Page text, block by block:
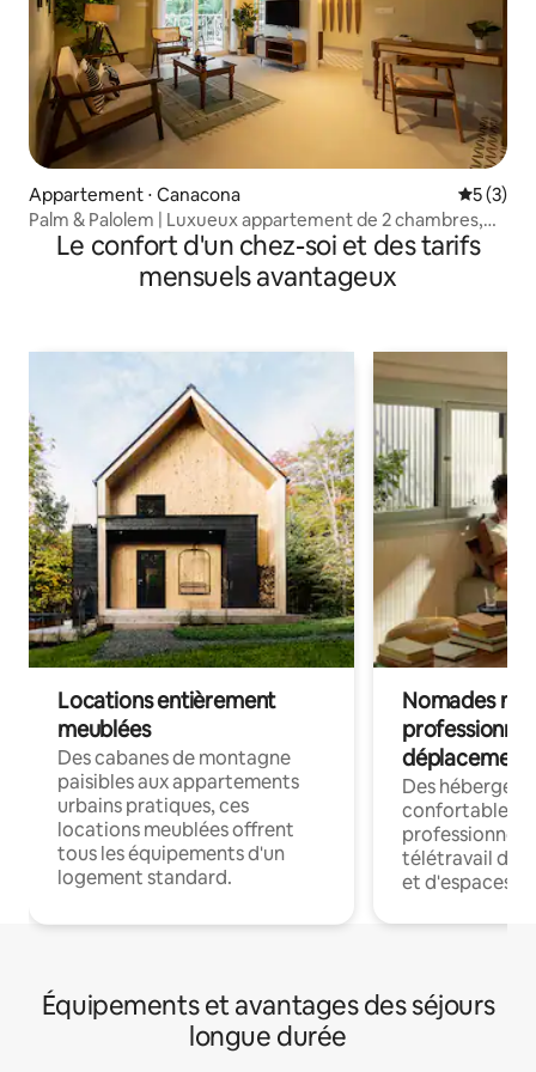
Appartement ⋅ Canacona
5 (3)
Palm & Palolem | Luxueux appartement de 2 chambres,
salon et cuisine par Tarashi Homes
Le confort d'un chez-soi et des tarifs
mensuels avantageux
Locations entièrement
meublées
Des cabanes de montagne
paisibles aux appartements
urbains pratiques, ces
locations meublées offrent
tous les équipements d'un
logement standard.
Nomades
déplacement
Des
confortables
professionnels
télétravail
et d'espaces
Équipements et avantages des séjours
longue durée